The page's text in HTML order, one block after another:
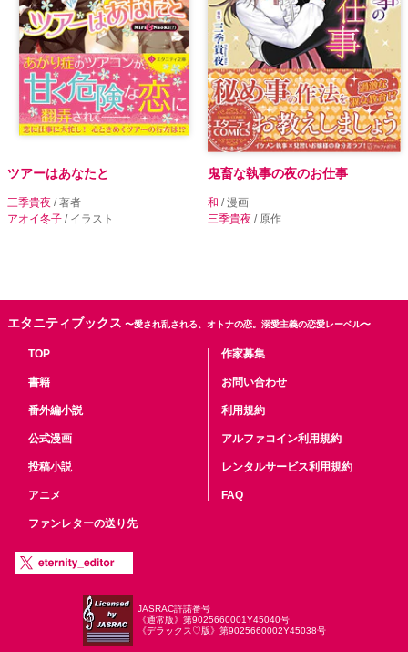
ツアーはあなたと
三季貴夜 / 著者
アオイ冬子 / イラスト
鬼畜な執事の夜のお仕事
和 / 漫画
三季貴夜 / 原作
エタニティブックス 〜愛され乱される、オトナの恋。溺愛主義の恋愛レーベル〜
TOP
書籍
番外編小説
公式漫画
投稿小説
アニメ
ファンレターの送り先
作家募集
お問い合わせ
利用規約
アルファコイン利用規約
レンタルサービス利用規約
FAQ
JASRAC許諾番号
《通常版》第9025660001Y45040号
《デラックス♡版》第9025660002Y45038号